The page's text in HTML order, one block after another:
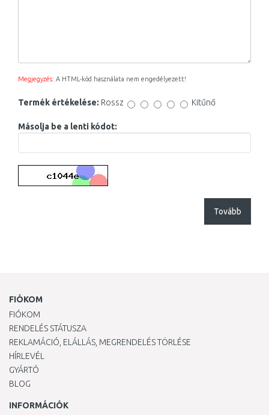
Megjegyzés: A HTML-kód használata nem engedélyezett!
Termék értékelése: Rossz Kitűnő
Másolja be a lenti kódot:
Tovább
FIÓKOM
FIÓKOM
RENDELÉS STÁTUSZA
REKLAMÁCIÓ, ELÁLLÁS, MEGRENDELÉS TÖRLÉSE
HÍRLEVÉL
GYÁRTÓ
BLOG
INFORMÁCIÓK